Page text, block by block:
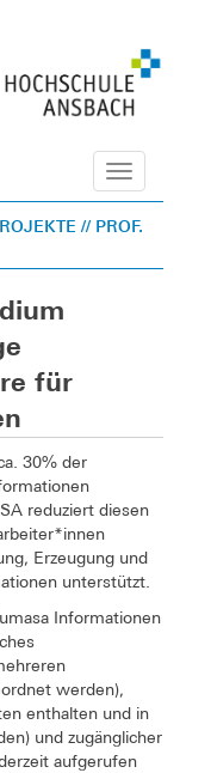
Navigation
// PROF.
für
30% der
reduziert diesen
Erzeugung und
unterstützt.
Informationen
werden),
enthalten und in
und zugänglicher
aufgerufen